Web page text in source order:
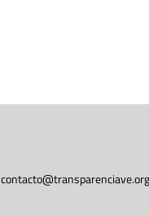
contacto@transparenciave.org